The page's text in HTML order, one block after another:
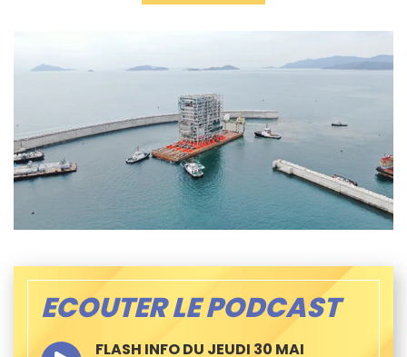
ECOUTER LE PODCAST
FLASH INFO DU JEUDI 30 MAI